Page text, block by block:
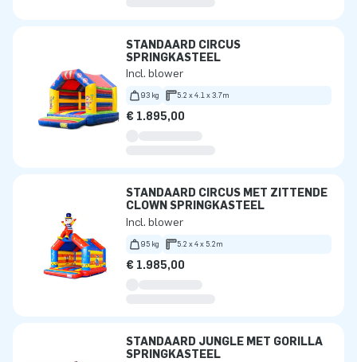
STANDAARD CIRCUS
SPRINGKASTEEL
Incl. blower
93 kg 5.2 x 4.1 x 3.7m
€ 1.895,00
STANDAARD CIRCUS MET ZITTENDE
CLOWN SPRINGKASTEEL
Incl. blower
95 kg 5.2 x 4 x 5.2m
€ 1.985,00
STANDAARD JUNGLE MET GORILLA
SPRINGKASTEEL